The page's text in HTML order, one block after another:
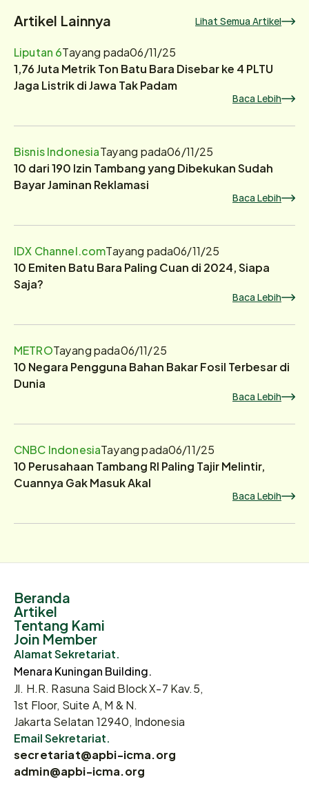
Artikel Lainnya Lihat Semua Artikel
Liputan 6Tayang pada06/11/25
1,76 Juta Metrik Ton Batu Bara Disebar ke 4 PLTU
Jaga Listrik di Jawa Tak Padam
Baca Lebih
Bisnis IndonesiaTayang pada06/11/25
10 dari 190 Izin Tambang yang Dibekukan Sudah
Bayar Jaminan Reklamasi
Baca Lebih
IDX Channel.comTayang pada06/11/25
10 Emiten Batu Bara Paling Cuan di 2024, Siapa
Saja?
Baca Lebih
METROTayang pada06/11/25
10 Negara Pengguna Bahan Bakar Fosil Terbesar di
Dunia
Baca Lebih
CNBC IndonesiaTayang pada06/11/25
10 Perusahaan Tambang RI Paling Tajir Melintir,
Cuannya Gak Masuk Akal
Baca Lebih
Beranda
Artikel
Tentang Kami
Join Member
Alamat Sekretariat.
Menara Kuningan Building.
Jl. H.R. Rasuna Said Block X-7 Kav.5,
1st Floor, Suite A, M & N.
Jakarta Selatan 12940, Indonesia
Email Sekretariat.
secretariat@apbi-icma.org
admin@apbi-icma.org